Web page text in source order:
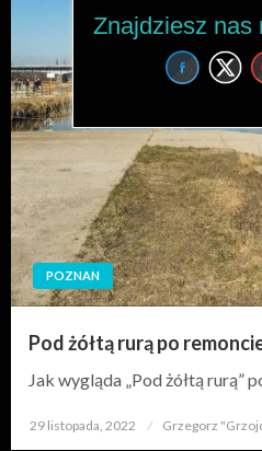
POZNAN
Pod żółtą rurą po
Jak wygląda „Pod żółtą rurą”
Opublikowane
29 listopada, 2022 Grzegorz
Znajdziesz nas